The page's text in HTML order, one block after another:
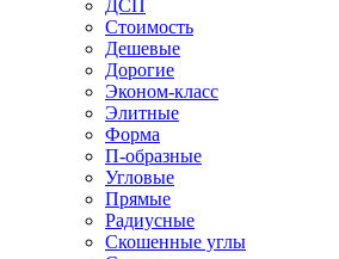
ДСП
Стоимость
Дешевые
Дорогие
Эконом-класс
Элитные
Форма
П-образные
Угловые
Прямые
Радиусные
Скошенные углы